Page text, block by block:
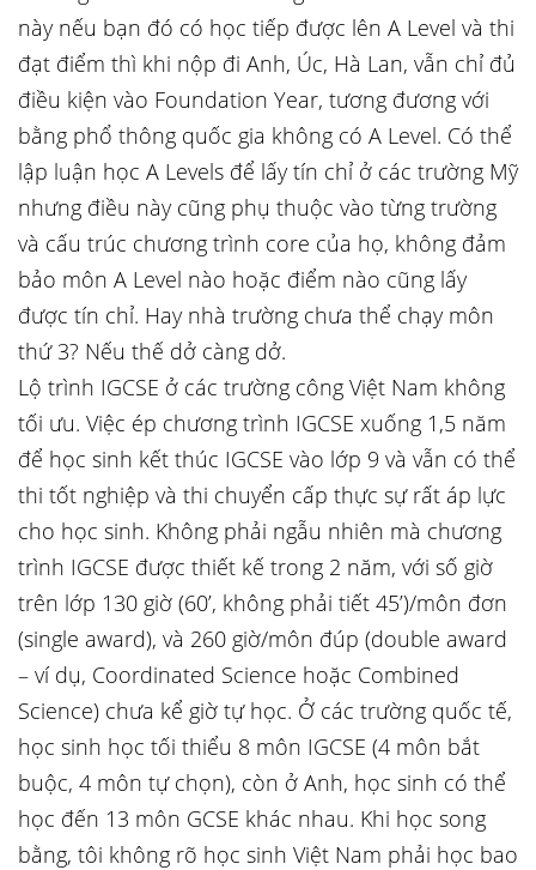
này nếu bạn đó có học tiếp được lên A Level và thi
đạt điểm thì khi nộp đi Anh, Úc, Hà Lan, vẫn chỉ đủ
điều kiện vào Foundation Year, tương đương với
bằng phổ thông quốc gia không có A Level. Có thể
lập luận học A Levels để lấy tín chỉ ở các trường Mỹ
nhưng điều này cũng phụ thuộc vào từng trường
và cấu trúc chương trình core của họ, không đảm
bảo môn A Level nào hoặc điểm nào cũng lấy
được tín chỉ. Hay nhà trường chưa thể chạy môn
thứ 3? Nếu thế dở càng dở.
Lộ trình IGCSE ở các trường công Việt Nam không
tối ưu. Việc ép chương trình IGCSE xuống 1,5 năm
để học sinh kết thúc IGCSE vào lớp 9 và vẫn có thể
thi tốt nghiệp và thi chuyển cấp thực sự rất áp lực
cho học sinh. Không phải ngẫu nhiên mà chương
trình IGCSE được thiết kế trong 2 năm, với số giờ
trên lớp 130 giờ (60’, không phải tiết 45’)/môn đơn
(single award), và 260 giờ/môn đúp (double award
– ví dụ, Coordinated Science hoặc Combined
Science) chưa kể giờ tự học. Ở các trường quốc tế,
học sinh học tối thiểu 8 môn IGCSE (4 môn bắt
buộc, 4 môn tự chọn), còn ở Anh, học sinh có thể
học đến 13 môn GCSE khác nhau. Khi học song
bằng, tôi không rõ học sinh Việt Nam phải học bao